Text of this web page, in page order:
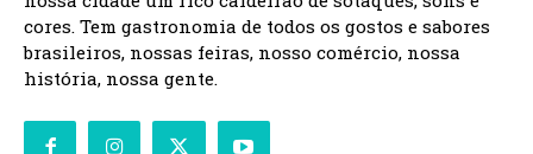
cores. Tem gastronomia de todos os gostos e sabores
brasileiros, nossas feiras, nosso comércio, nossa
história, nossa gente.